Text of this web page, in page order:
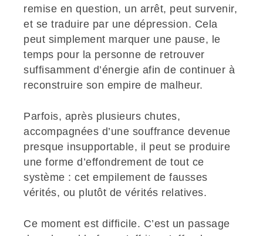
remise en question, un arrêt, peut survenir,
et se traduire par une dépression. Cela
peut simplement marquer une pause, le
temps pour la personne de retrouver
suffisamment d’énergie afin de continuer à
reconstruire son empire de malheur.
Parfois, après plusieurs chutes,
accompagnées d’une souffrance devenue
presque insupportable, il peut se produire
une forme d’effondrement de tout ce
système : cet empilement de fausses
vérités, ou plutôt de vérités relatives.
Ce moment est difficile. C’est un passage